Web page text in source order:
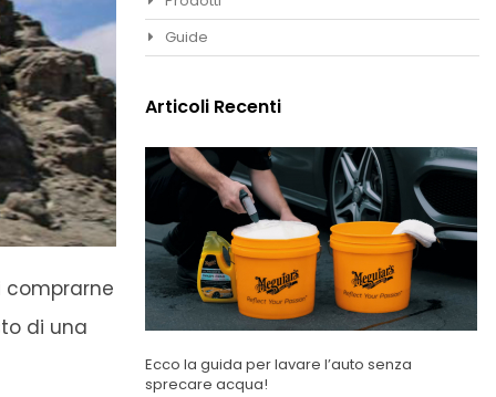
comprarne
di una
Guide
Articoli Recenti
Ecco la guida per lavare l’auto senza
sprecare acqua!